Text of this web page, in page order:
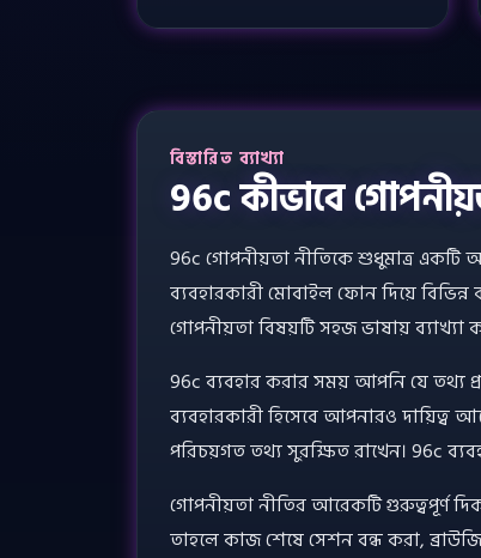
বিস্তারিত ব্যাখ্যা
96c কীভাবে
96c গোপনীয়তা নীতিকে শুধুমাত্র একটি
ব্যবহারকারী মোবাইল ফোন দিয়ে
গোপনীয়তা বিষয়টি সহজ ভাষায়
96c ব্যবহার করার সময় আপনি যে তথ্য
ব্যবহারকারী হিসেবে আপনারও দায়িত্ব
পরিচয়গত তথ্য সুরক্ষিত রাখেন। 96c
গোপনীয়তা নীতির আরেকটি গুরুত্বপূর্ণ
তাহলে কাজ শেষে সেশন বন্ধ করা,